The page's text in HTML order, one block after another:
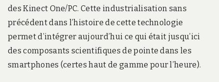
des Kinect One/PC. Cette industrialisation sans
précédent dans l’histoire de cette technologie
permet d’intégrer aujourd’hui ce qui était jusqu’ici
des composants scientifiques de pointe dans les
smartphones (certes haut de gamme pour l’heure).